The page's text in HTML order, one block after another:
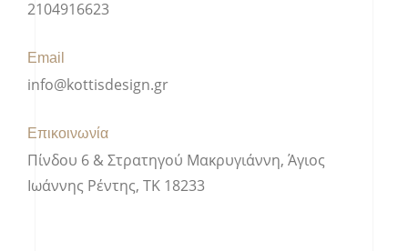
2104916623
Email
info@kottisdesign.gr
Επικοινωνία
Πίνδου 6 & Στρατηγού Μακρυγιάννη, Άγιος
Ιωάννης Ρέντης, ΤΚ 18233